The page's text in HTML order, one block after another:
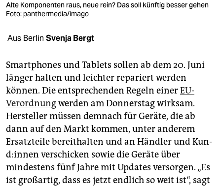
fragen & hilfe
genossenschaft
epaper login
Alte Komponenten raus, neue rein? Das soll künftig besser gehen
Foto: panthermedia/imago
Aus Berlin Svenja Bergt
Smartphones und Tablets sollen ab dem 20. Juni
länger halten und leichter repariert werden
können. Die entsprechenden Regeln einerEU-
Verordnungwerden am Donnerstag wirksam.
Hersteller müssen demnach für Geräte, die ab
dann auf den Markt kommen, unter anderem
Ersatzteile bereithalten und an Händler und Kun­
d:in­nen verschicken sowie die Geräte über
mindestens fünf Jahre mit Updates versorgen. „Es
ist großartig, dass es jetzt endlich so weit ist“, sagt